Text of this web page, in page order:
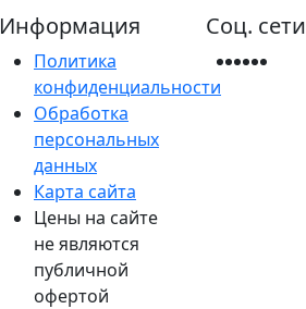
Информация
Политика
конфиденциальности
Обработка
персональных
данных
Карта сайта
Цены на сайте
не являются
публичной
офертой
Соц. сети